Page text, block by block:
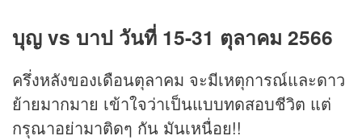
บุญ vs บาป วันที่ 15-31 ตุลาคม 2566
ครึ่งหลังของเดือนตุลาคม จะมีเหตุการณ์และดาว
ย้ายมากมาย เข้าใจว่าเป็นแบบทดสอบชีวิต แต่
กรุณาอย่ามาติดๆ กัน มันเหนื่อย!!